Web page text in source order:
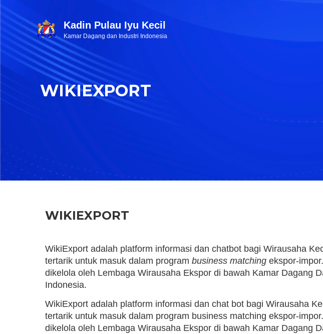
Kadin Pulau Iyu Kecil
Kamar Dagang dan Industri Indonesia
WIKIEXPORT
WIKIEXPORT
WikiExport adalah platform informasi dan chatbot bagi Wirausaha
tertarik untuk masuk dalam program business matching ekspor-
dikelola oleh Lembaga Wirausaha Ekspor di bawah Kamar Dagang
Indonesia.
WikiExport adalah platform informasi dan chat bot bagi Wirausaha
tertarik untuk masuk dalam program business matching ekspor-
dikelola oleh Lembaga Wirausaha Ekspor di bawah Kamar Dagang